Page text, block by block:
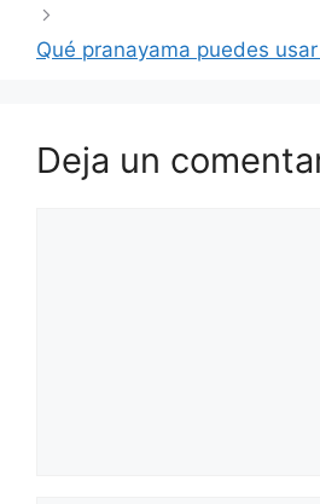
Qué pranayama puedes
Deja un